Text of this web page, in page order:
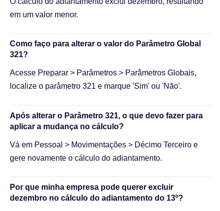
em um valor menor.
Como faço para alterar o valor do Parâmetro Global
321?
Acesse Preparar > Parâmetros > Parâmetros Globais,
localize o parâmetro 321 e marque 'Sim' ou 'Não'.
Após alterar o Parâmetro 321, o que devo fazer para
aplicar a mudança no cálculo?
Vá em Pessoal > Movimentações > Décimo Terceiro e
gere novamente o cálculo do adiantamento.
Por que minha empresa pode querer excluir
dezembro no cálculo do adiantamento do 13º?